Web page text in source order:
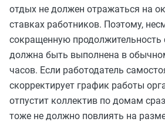
отдых не должен отражаться на
ставках работников. Поэтому,
сокращенную продолжительность
должна быть выполнена в
часов. Если работодатель
скорректирует график работы
отпустит коллектив по домам
тоже не должно повлиять на